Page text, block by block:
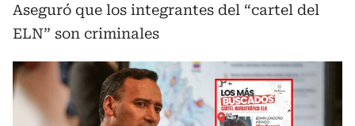
Aseguró que los integrantes del “cartel del
ELN” son criminales